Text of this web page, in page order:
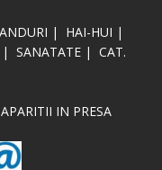
| HAI-HUI |
| SANATATE | CAT.
APARITII IN PRESA